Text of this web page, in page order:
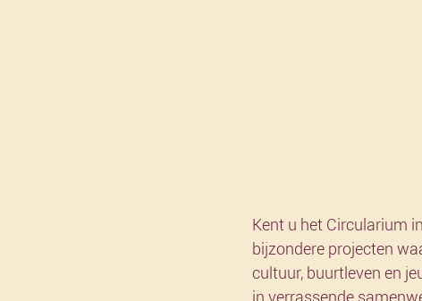
Kent u het Circularium
bijzondere projecten
cultuur, buurtleven en
in verrassende